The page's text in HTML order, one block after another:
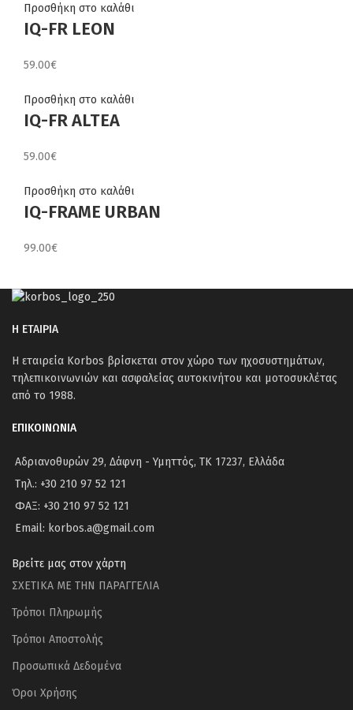
Προσθήκη στο καλάθι
IQ-FR LEON
59.00€
Προσθήκη στο καλάθι
IQ-FR ALTEA
59.00€
Προσθήκη στο καλάθι
IQ-FRAME URBAN
99.00€
Η ΕΤΑΙΡΙΑ
Η εταιρεία Korbos βρίσκεται στον χώρο των ηχοσυστημάτων,
τηλεπικοινωνιών και ασφαλείας αυτοκινήτου και μοτοσυκλέτας
από το 1988.
ΕΠΙΚΟΙΝΩΝΙΑ
Αδριανοθυρών 29, Δάφνη - Υμηττός, ΤΚ 17237, Ελλάδα
Τηλ.: +30 210 97 52 121
ΦΑΞ: +30 210 97 52 121
Email: korbos.a@gmail.com
Βρείτε μας στον χάρτη
ΣΧΕΤΙΚΑ ΜΕ ΤΗΝ ΠΑΡΑΓΓΕΛΙΑ
Τρόποι Πληρωμής
Τρόποι Αποστολής
Προσωπικά Δεδομένα
Όροι Χρήσης